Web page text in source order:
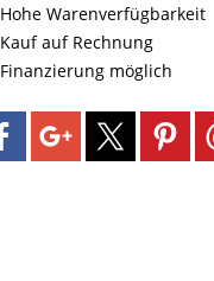
Hohe Warenverfügbarkeit
Kauf auf Rechnung
Finanzierung möglich